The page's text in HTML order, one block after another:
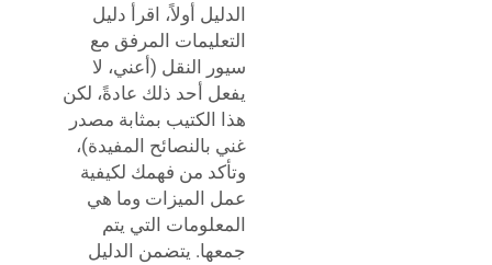
الدليل أولاً، اقرأ دليل
التعليمات المرفق مع
سيور النقل (أعني، لا
يفعل أحد ذلك عادةً، لكن
هذا الكتيب بمثابة مصدر
غني بالنصائح المفيدة)،
وتأكد من فهمك لكيفية
عمل الميزات وما هي
المعلومات التي يتم
جمعها. يتضمن الدليل